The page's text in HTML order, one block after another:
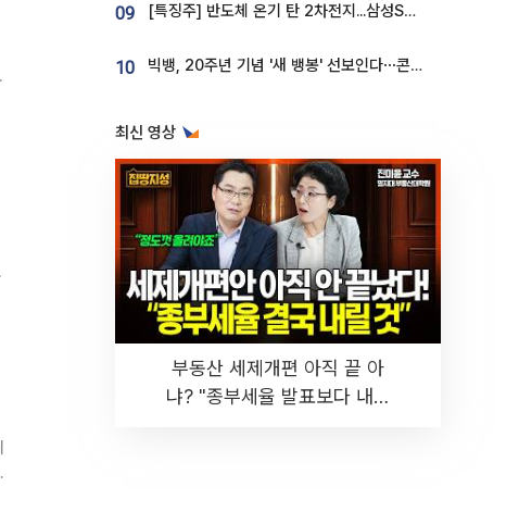
09 [특징주] 반도체 온기 탄 2차전지...삼성SDI, 장 초반 7% 넘게 껑충
10 빅뱅, 20주년 기념 '새 뱅봉' 선보인다⋯콘서트 앞두고 팝업 개최
최신 영상
부동산 세제개편 아직 끝 아
냐? "종부세율 발표보다 내릴